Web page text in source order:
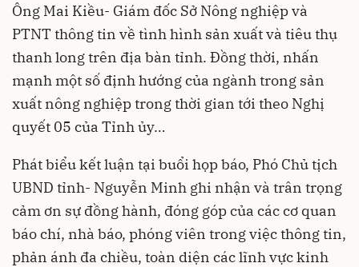
Ông Mai Kiều- Giám đốc Sở Nông nghiệp và
PTNT thông tin về tình hình sản xuất và tiêu thụ
thanh long trên địa bàn tỉnh. Đồng thời, nhấn
mạnh một số định hướng của ngành trong sản
xuất nông nghiệp trong thời gian tới theo Nghị
quyết 05 của Tỉnh ủy…
Phát biểu kết luận tại buổi họp báo, Phó Chủ tịch
UBND tỉnh- Nguyễn Minh ghi nhận và trân trọng
cảm ơn sự đồng hành, đóng góp của các cơ quan
báo chí, nhà báo, phóng viên trong việc thông tin,
phản ánh đa chiều, toàn diện các lĩnh vực kinh